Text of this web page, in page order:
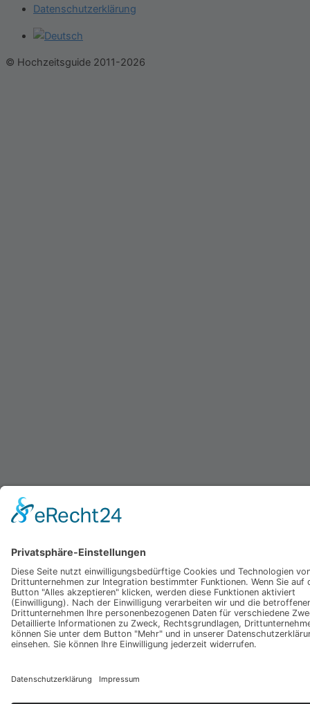
Datenschutzerklärung
© Hochzeitsguide 2011-2026